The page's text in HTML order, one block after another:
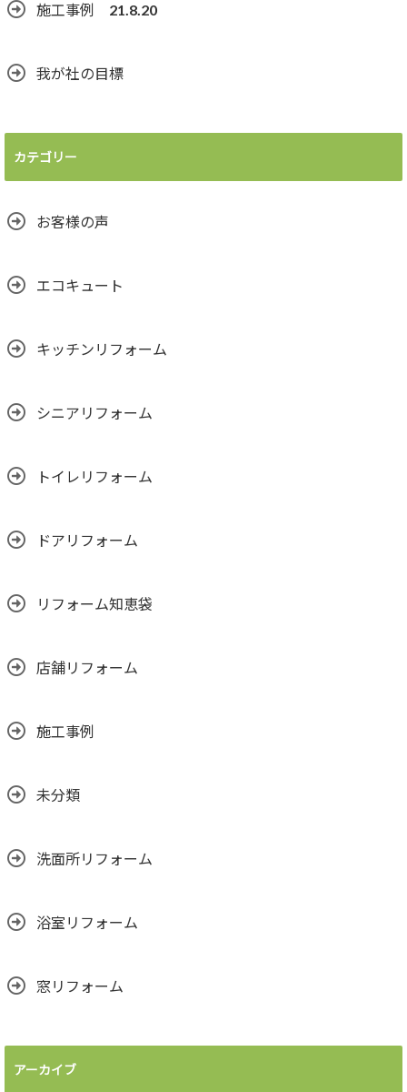
施工事例 21.8.20
我が社の目標
カテゴリー
お客様の声
エコキュート
キッチンリフォーム
シニアリフォーム
トイレリフォーム
ドアリフォーム
リフォーム知恵袋
店舗リフォーム
施工事例
未分類
洗面所リフォーム
浴室リフォーム
窓リフォーム
アーカイブ